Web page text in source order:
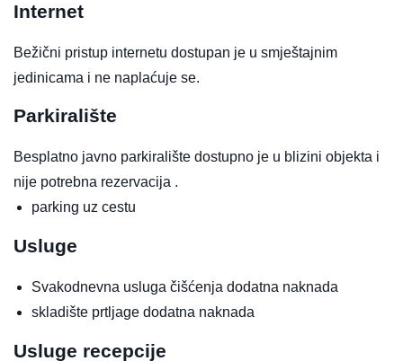
Internet
Bežični pristup internetu dostupan je u smještajnim
jedinicama i ne naplaćuje se.
Parkiralište
Besplatno javno parkiralište dostupno je u blizini objekta i
nije potrebna rezervacija .
parking uz cestu
Usluge
Svakodnevna usluga čišćenja dodatna naknada
skladište prtljage dodatna naknada
Usluge recepcije